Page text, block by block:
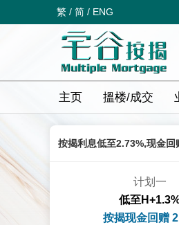
繁 / 简 / ENG
主页 搵楼/成交
按揭利息低至2.73%,现金回
计划一
低至
按揭现金回赠